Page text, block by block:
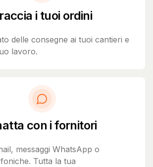
i tuoi ordini
delle consegne ai tuoi cantieri e
lavoro.
con i fornitori
messaggi WhatsApp o
Tutta la tua